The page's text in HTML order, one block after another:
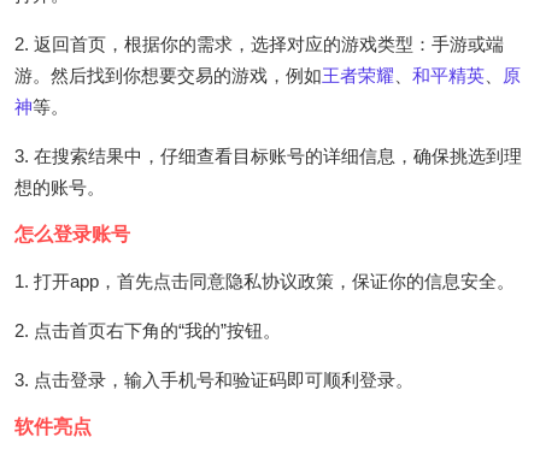
2. 返回首页，根据你的需求，选择对应的游戏类型：手游或端
游。然后找到你想要交易的游戏，例如王者荣耀 和平精英
原
神等。
3. 在搜索结果中，仔细查看目标账号的详细信息，确保挑选到理
想的账号。
怎么登录账号
1. 打开app，首先点击同意隐私协议政策，保证你的信息安全。
2. 点击首页右下角的“我的”按钮。
3. 点击登录，输入手机号和验证码即可顺利登录。
软件亮点